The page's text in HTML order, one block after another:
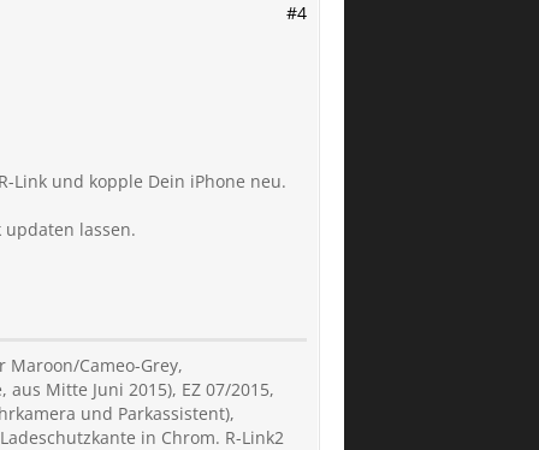
#4
Link und kopple Dein iPhone neu.
lassen.
Maroon/Cameo-Grey,
Mitte Juni 2015), EZ 07/2015,
und Parkassistent),
in Chrom. R-Link2